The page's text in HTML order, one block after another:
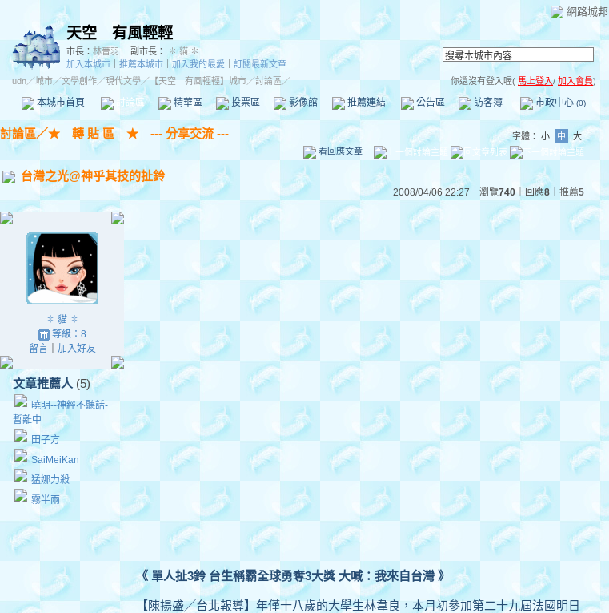
網路城邦
天空 有風輕輕
市長： 林晉羽 副市長：
✽ 貓 ✽
加入本城市
推薦本城市 ｜加入我的最愛
訂閱最新文章
udn／城市／文學創作／現代文學／【天空 有風輕輕】城市／討論區／ 你還沒有登入喔( 馬上登入/加入會員)
本城市首頁 討論區 精華區 投票區 影像館 推薦連結 公告區 訪客簿 市政中心 (0)
討論區／★ 轉 貼 區 ★ --- 分享交流 --- 字體： 小 中
大
看回應文章
台灣之光@神乎其技的扯鈴
2008/04/06 22:27 瀏覽740｜回應8 推薦5
✽ 貓 ✽
等級：8
留言｜ 加入好友
文章推薦人 (5)
曉明--神經不聽話-
暫離中
田子方
SaiMeiKan
猛娜力殺
霧半兩
《 單人扯3鈴 台生稱霸全球勇奪3大獎 大喊：我來自台灣 》
【陳揚盛╱台北報導】年僅十八歲的大學生林韋良，本月初參加第二十九屆法國明日